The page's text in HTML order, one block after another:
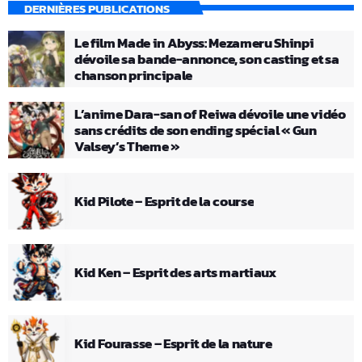
DERNIÈRES PUBLICATIONS
Le film Made in Abyss: Mezameru Shinpi
dévoile sa bande-annonce, son casting et sa
chanson principale
L’anime Dara-san of Reiwa dévoile une vidéo
sans crédits de son ending spécial « Gun
Valsey’s Theme »
Kid Pilote – Esprit de la course
Kid Ken – Esprit des arts martiaux
Kid Fourasse – Esprit de la nature